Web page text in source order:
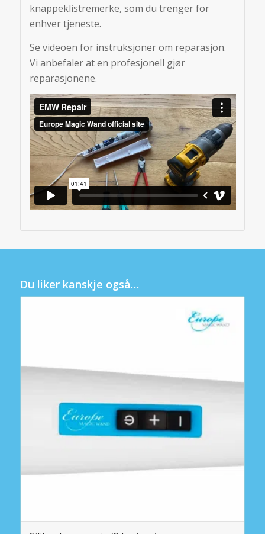
knappeklistremerke, som du trenger for
enhver tjeneste.
Se videoen for instruksjoner om reparasjon.
Vi anbefaler at en profesjonell gjør
reparasjonene.
Du liker kanskje også…